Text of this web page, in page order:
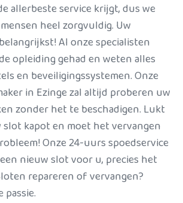
allerbeste service krijgt, dus we
heel zorgvuldig. Uw
Al onze specialisten
opleiding gehad en weten alles
en beveiligingssystemen. Onze
in Ezinge zal altijd proberen uw
zonder het te beschadigen. Lukt
kapot en moet het vervangen
Onze 24-uurs spoedservice
nieuw slot voor u, precies het
repareren of vervangen?
passie.